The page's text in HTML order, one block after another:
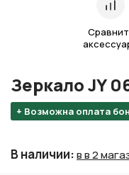
+ Возможна оплата
Зеркало JY
В наличии:в в 2